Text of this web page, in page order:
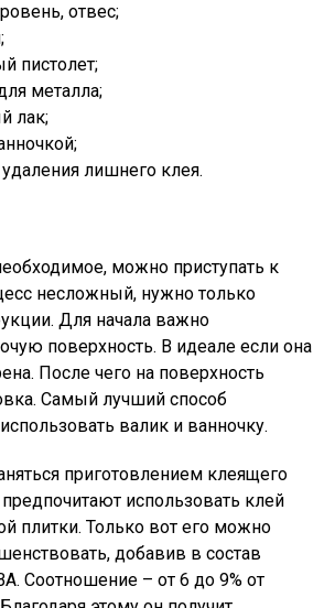
отвес;
пистолет;
металла;
лак;
удаления лишнего клея.
можно приступать к
несложный, нужно только
Для начала важно
поверхность. В идеале если она
После чего на поверхность
Самый лучший способ
валик и ванночку.
приготовлением клеящего
использовать клей
плитки. Только вот его можно
добавив в состав
Соотношение – от 6 до 9% от